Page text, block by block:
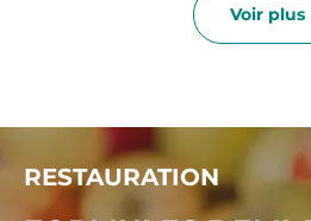
Voir plus
RESTAURATION